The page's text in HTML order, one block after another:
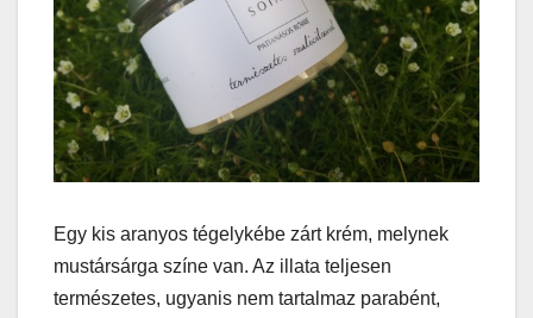
Egy kis aranyos tégelykébe zárt krém, melynek
mustársárga színe van. Az illata teljesen
természetes, ugyanis nem tartalmaz parabént,